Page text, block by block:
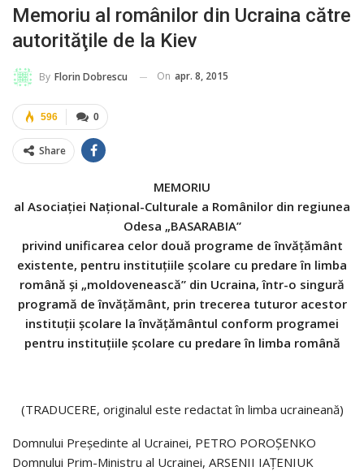
Memoriu al românilor din Ucraina către
autorităţile de la Kiev
By Florin Dobrescu On apr. 8, 2015
0
596
Share
MEMORIU
al Asociaţiei Naţional-Culturale a Românilor din regiunea
Odesa „BASARABIA”
privind unificarea celor două programe de învăţământ
existente, pentru instituţiile şcolare cu predare în limba
română şi „moldovenească” din Ucraina, într-o singură
programă de învăţământ, prin trecerea tuturor acestor
instituţii şcolare la învăţământul conform programei
pentru instituţiile şcolare cu predare în limba română
(TRADUCERE, originalul este redactat în limba ucraineană)
Domnului Preşedinte al Ucrainei, PETRO POROŞENKO
Domnului Prim-Ministru al Ucrainei, ARSENII IAŢENIUK